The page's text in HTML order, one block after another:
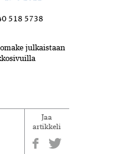
518 5738
julkaistaan
Jaa
artikkeli